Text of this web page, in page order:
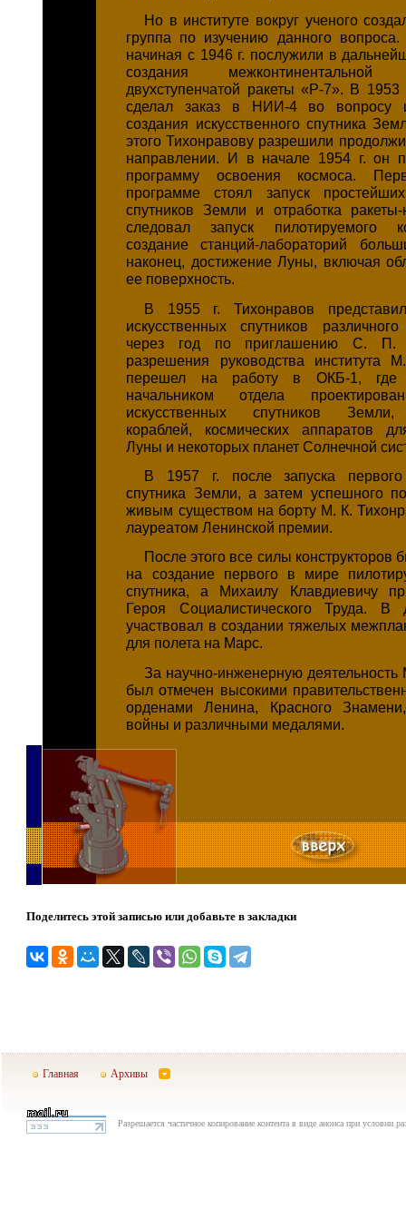
Но в институте вокруг ученого
группа по изучению данного вопроса.
начиная с 1946 г. послужили в
создания межконтинентальной
двухступенчатой ракеты «Р-7». В 1953
сделал заказ в НИИ-4 во вопросу
создания искусственного спутника
этого Тихонравову разрешили
направлении. И в начале 1954 г. он
программу освоения космоса.
программе стоял запуск
спутников Земли и отработка
следовал запуск пилотируемого
создание станций-лабораторий
наконец, достижение Луны, включая
ее поверхность.
В 1955 г. Тихонравов
искусственных спутников
через год по приглашению С. П.
разрешения руководства института
перешел на работу в ОКБ-1, где
начальником отдела
искусственных спутников Земли,
кораблей, космических аппаратов
Луны и некоторых планет Солнечной
В 1957 г. после запуска первого
спутника Земли, а затем успешного
живым существом на борту М. К.
лауреатом Ленинской премии.
После этого все силы конструкторов
на создание первого в мире
спутника, а Михаилу Клавдиевичу
Героя Социалистического Труда. В
участвовал в создании тяжелых
для полета на Марс.
За научно-инженерную
был отмечен высокими
орденами Ленина, Красного
войны и различными медалями.
Поделитесь этой записью или добавьте в закладки
Главная Архивы
Разрешается частичное копирование контента в виде анонса при условии